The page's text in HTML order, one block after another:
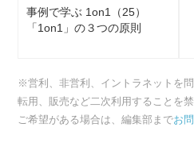
事例で学ぶ 1on1（25）
「1on1」の３つの原則
※営利、非営利、イントラネットを
転用、販売など二次利用することを
ご希望がある場合は、編集部までお